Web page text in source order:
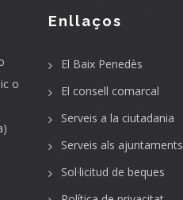
o
Enllaços
El Baix Penedès
El consell comarcal
Serveis a la ciutadania
Serveis als ajuntaments
Sol·licitud de beques